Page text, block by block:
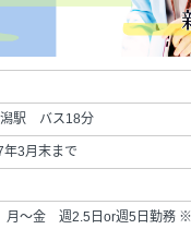
駅 バス18分
3月末まで
月～金 週2.5日or週5日勤務 ※